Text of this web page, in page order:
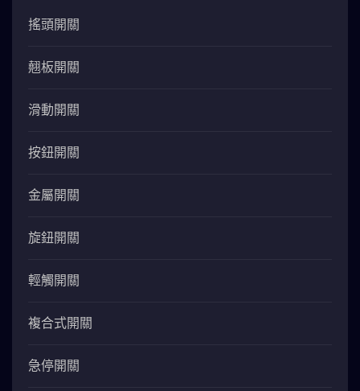
搖頭開關
翹板開關
滑動開關
按鈕開關
金屬開關
旋鈕開關
輕觸開關
複合式開關
急停開關